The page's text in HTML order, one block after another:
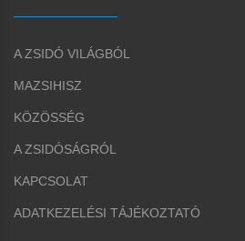
A ZSIDÓ VILÁGBÓL
MAZSIHISZ
KÖZÖSSÉG
A ZSIDÓSÁGRÓL
KAPCSOLAT
ADATKEZELÉSI TÁJÉKOZTATÓ